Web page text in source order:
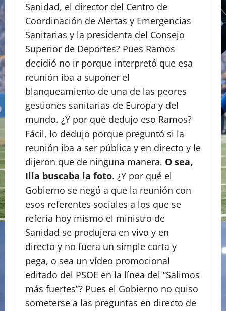
Sanidad, el director del Centro de
Coordinación de Alertas y Emergencias
Sanitarias y la presidenta del Consejo
Superior de Deportes? Pues Ramos
decidió no ir porque interpretó que esa
reunión iba a suponer el
blanqueamiento de una de las peores
gestiones sanitarias de Europa y del
mundo. ¿Y por qué dedujo eso Ramos?
Fácil, lo dedujo porque preguntó si la
reunión iba a ser pública y en directo y le
dijeron que de ninguna manera. O sea,
Illa buscaba la foto. ¿Y por qué el
Gobierno se negó a que la reunión con
esos referentes sociales a los que se
refería hoy mismo el ministro de
Sanidad se produjera en vivo y en
directo y no fuera un simple corta y
pega, o sea un vídeo promocional
editado del PSOE en la línea del “Salimos
más fuertes”? Pues el Gobierno no quiso
someterse a las preguntas en directo de